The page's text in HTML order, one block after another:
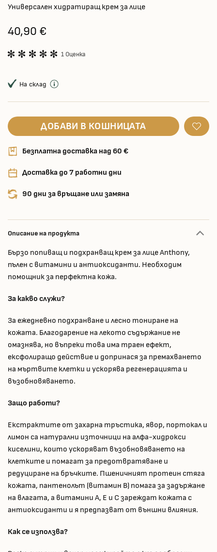
Универсален хидратиращ крем за лице
40,90 €
1 Оценка
На склад
ДОБАВИ В КОШНИЦАТА
Безплатна доставка над 60 €
Доставка до 7 работни дни
90 дни за връщане или замяна
Описание на продукта
Бързо попиващ и подхранващ крем за лице Anthony,
пълен с витамини и антиоксиданти. Необходим
помощник за перфектна кожа.
За какво служи?
За ежедневно подхранване и лесно тониране на
кожата. Благодарение на лекото съдържание не
омазнява, но въпреки това има траен ефект,
ексфолиращо действие и допринася за премахването
на мъртвите клетки и ускорява регенерацията и
възобновяването.
Защо работи?
Екстрактите от захарна тръстика, явор, портокал и
лимон са натурални източници на алфа-хидрокси
киселини, които ускоряват възобновяването на
клетките и помагат за предотвратяване и
редуциране на бръчките. Пшеничният протеин стяга
кожата, пантенолът (витамин B) помага за задържане
на влагата, а витамини A, E и C зареждат кожата с
антиоксиданти и я предпазват от външни влияния.
Как се използва?